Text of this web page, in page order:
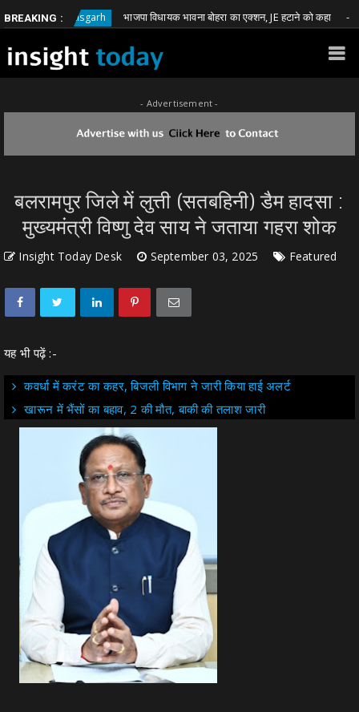
BREAKING :
Chhattisgarh भाजपा विधायक भावना बोहरा का एक्शन, JE हटाने को कहा
- Advertisement -
बलरामपुर जिले में लुत्ती (सतबहिनी) डैम हादसा :
मुख्यमंत्री विष्णु देव साय ने जताया गहरा शोक
Insight Today Desk September 03, 2025 Featured
यह भी पढ़ें :-
कवर्धा में करंट का कहर, बिजली विभाग ने जारी किया हाई अलर्ट
खारून में भैंसों का बहाव, 2 की मौत, बाकी की तलाश जारी